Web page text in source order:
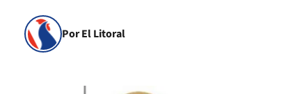
Por El Litoral